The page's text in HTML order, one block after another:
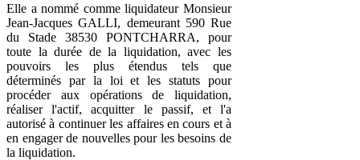
Elle a nommé comme liquidateur Monsieur
Jean-Jacques GALLI, demeurant 590 Rue
du Stade 38530 PONTCHARRA, pour
toute la durée de la liquidation, avec les
pouvoirs les plus étendus tels que
déterminés par la loi et les statuts pour
procéder aux opérations de liquidation,
réaliser l'actif, acquitter le passif, et l'a
autorisé à continuer les affaires en cours et à
en engager de nouvelles pour les besoins de
la liquidation.